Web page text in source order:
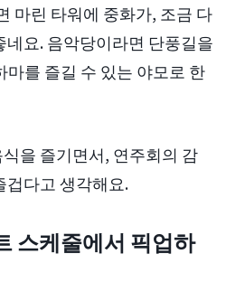
마린 타워에 중화가, 조금 다
요. 음악당이라면 단풍길을
를 즐길 수 있는 야모로 한
을 즐기면서, 연주회의 감
겁다고 생각해요.
스케줄에서 픽업하